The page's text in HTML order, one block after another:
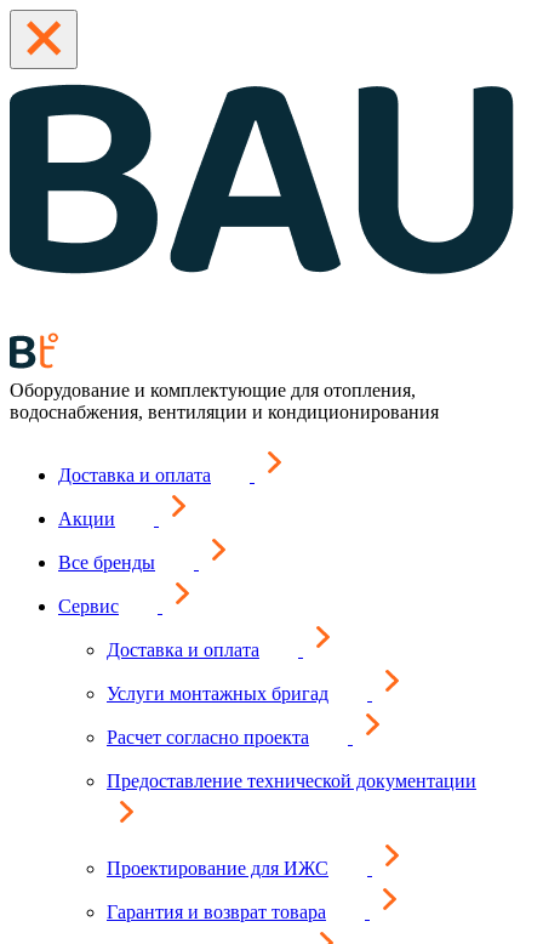
Оборудование и комплектующие для отопления,
водоснабжения, вентиляции и кондиционирования
Доставка и оплата
Акции
Все бренды
Сервис
Доставка и оплата
Услуги монтажных бригад
Расчет согласно проекта
Предоставление технической документации
Проектирование для ИЖС
Гарантия и возврат товара